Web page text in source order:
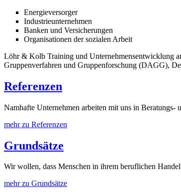
Energieversorger
Industrieunternehmen
Banken und Versicherungen
Organisationen der sozialen Arbeit
Löhr & Kolb Training und Unternehmensentwicklung
Gruppenverfahren und Gruppenforschung (DAGG),
Referenzen
Namhafte Unternehmen arbeiten mit uns in
mehr zu Referenzen
Grundsätze
Wir wollen, dass Menschen in ihrem beruflichen
mehr zu Grundsätze